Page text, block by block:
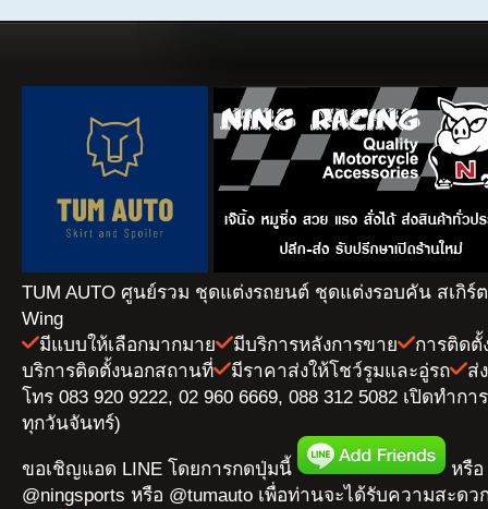
TUM AUTO ศูนย์รวม ชุดแต่งรถยนต์ ชุดแต่งรอบคัน สเกิร์
Wing
มีแบบให้เลือกมากมาย
มีบริการหลังการขาย
การติดตั้
บริการติดตั้งนอกสถานที่
มีราคาส่งให้โชว์รูมและอู่รถ
ส่
โทร 083 920 9222, 02 960 6669, 088 312 5082 เปิดทำก
ทุกวันจันทร์)
ขอเชิญแอด LINE โดยการกดปุ่มนี้
หรือ
@ningsports หรือ @tumauto เพื่อท่านจะได้รับความสะดว